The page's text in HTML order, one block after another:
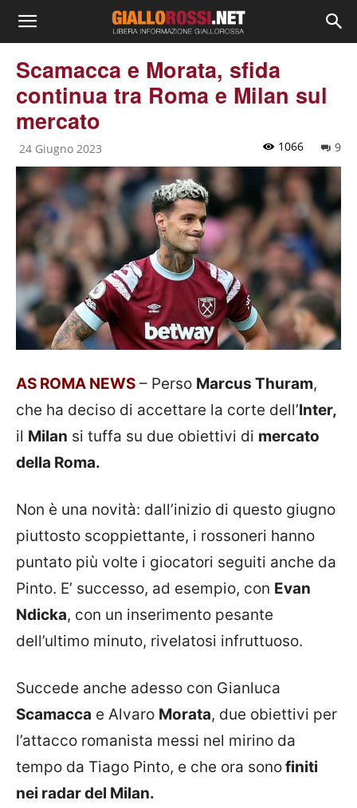
Scamacca e Morata, sfida
continua tra Roma e Milan sul
mercato
24 Giugno 2023 9
1066
AS ROMA NEWS – Perso Marcus Thuram,
che ha deciso di accettare la corte dell’Inter,
il Milan si tuffa su due obiettivi di mercato
della Roma.
Non è una novità: dall’inizio di questo giugno
piuttosto scoppiettante, i rossoneri hanno
puntato più volte i giocatori seguiti anche da
Pinto. E’ successo, ad esempio, con Evan
Ndicka, con un inserimento pesante
dell’ultimo minuto, rivelatosi infruttuoso.
Succede anche adesso con Gianluca
Scamacca e Alvaro Morata, due obiettivi per
l’attacco romanista messi nel mirino da
tempo da Tiago Pinto, e che ora sonofiniti
nei radar del Milan.